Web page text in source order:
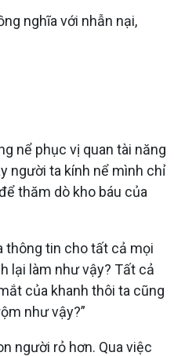
nghĩa với nhẫn nại,
nể phục vị quan tài năng
người ta kính nể mình chỉ
thăm dò kho báu của
thông tin cho tất cả mọi
lại làm như vậy? Tất cả
của khanh thôi ta cũng
như vậy?”
người rỏ hơn. Qua việc